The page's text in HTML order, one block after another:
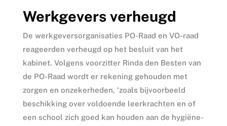
Werkgevers verheugd
De werkgeversorganisaties PO-Raad en VO-raad
reageerden verheugd op het besluit van het
kabinet. Volgens voorzitter Rinda den Besten van
de PO-Raad wordt er rekening gehouden met
zorgen en onzekerheden, ‘zoals bijvoorbeeld
beschikking over voldoende leerkrachten en of
een school zich goed kan houden aan de hygiëne-